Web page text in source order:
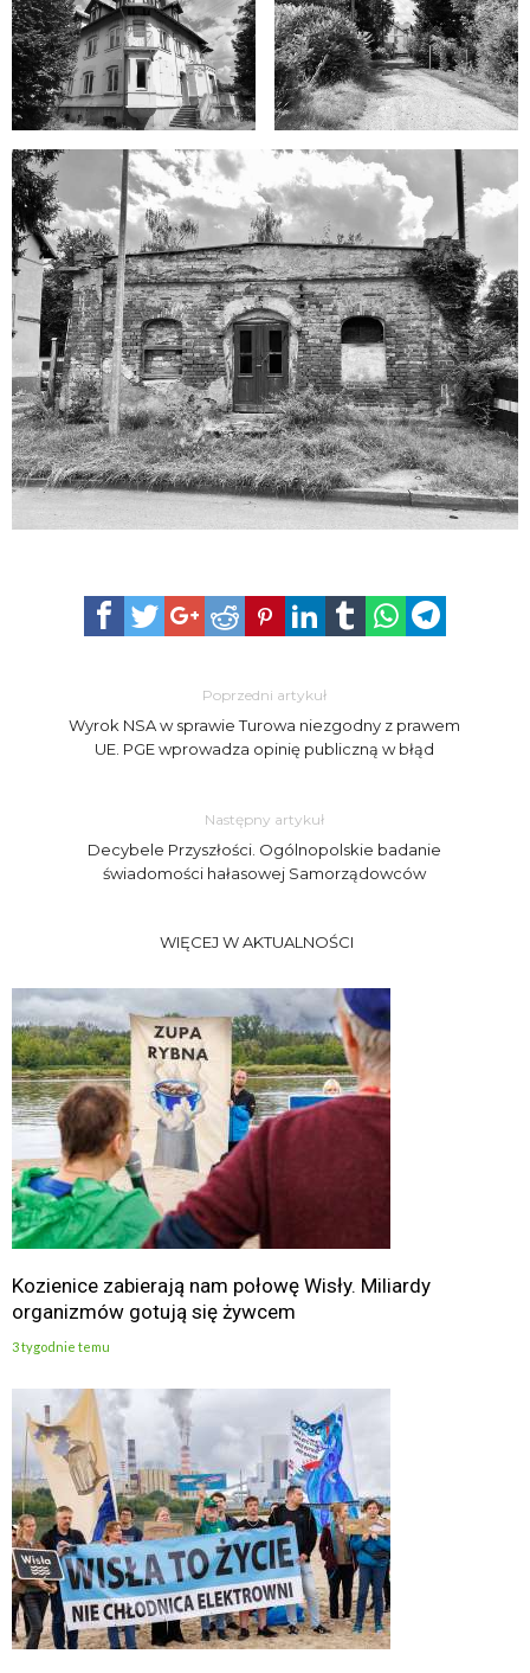
Poprzedni artykuł
Wyrok NSA w sprawie Turowa niezgodny z prawem
UE. PGE wprowadza opinię publiczną w błąd
Następny artykuł
Decybele Przyszłości. Ogólnopolskie badanie
świadomości hałasowej Samorządowców
WIĘCEJ W AKTUALNOŚCI
Kozienice zabierają nam połowę Wisły. Miliardy
organizmów gotują się żywcem
3 tygodnie temu